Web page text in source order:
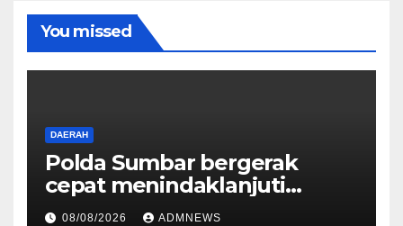
You missed
DAERAH
Polda Sumbar bergerak
cepat menindaklanjuti
dugaan insiden pemukulan
08/08/2026 ADMNEWS